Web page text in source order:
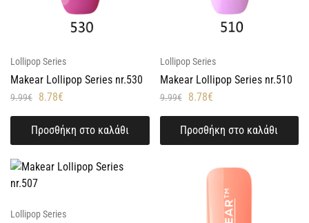
Lollipop Series
Makear Lollipop Series nr.530
9.99€ 8.78€
Προσθήκη στο καλάθι
Lollipop Series
Makear Lollipop Series nr.510
9.99€ 8.78€
Προσθήκη στο καλάθι
Lollipop Series